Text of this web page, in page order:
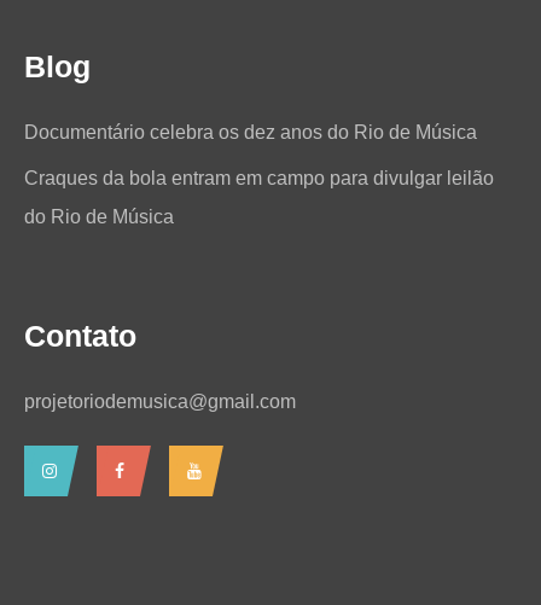
Blog
Documentário celebra os dez anos do Rio de Música
Craques da bola entram em campo para divulgar leilão
do Rio de Música
Contato
projetoriodemusica@gmail.com